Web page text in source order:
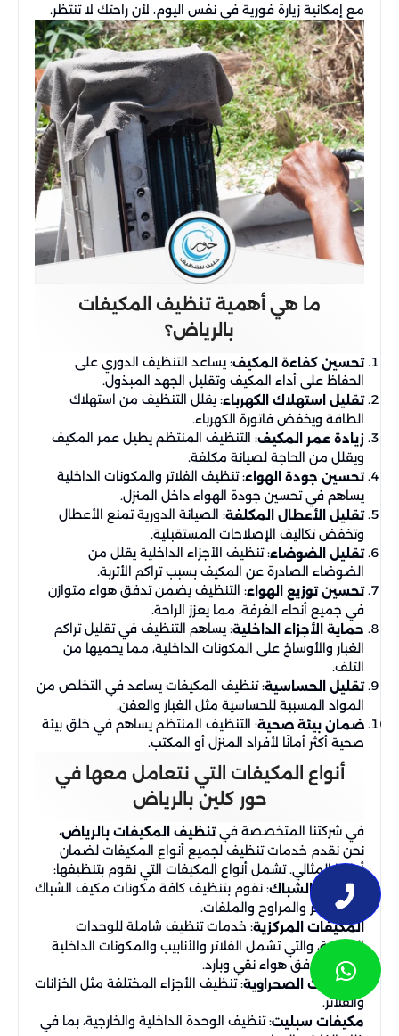
مع إمكانية زيارة فورية في نفس اليوم، لأن راحتك لا تنتظر.
ما هي أهمية تنظيف المكيفات
بالرياض؟
تحسين كفاءة المكيف: يساعد التنظيف الدوري على
الحفاظ على أداء المكيف وتقليل الجهد المبذول.
تقليل استهلاك الكهرباء: يقلل التنظيف من استهلاك
الطاقة ويخفض فاتورة الكهرباء.
زيادة عمر المكيف: التنظيف المنتظم يطيل عمر المكيف
ويقلل من الحاجة لصيانة مكلفة.
تحسين جودة الهواء: تنظيف الفلاتر والمكونات الداخلية
يساهم في تحسين جودة الهواء داخل المنزل.
تقليل الأعطال المكلفة: الصيانة الدورية تمنع الأعطال
وتخفض تكاليف الإصلاحات المستقبلية.
تقليل الضوضاء: تنظيف الأجزاء الداخلية يقلل من
الضوضاء الصادرة عن المكيف بسبب تراكم الأتربة.
تحسين توزيع الهواء: التنظيف يضمن تدفق هواء متوازن
في جميع أنحاء الغرفة، مما يعزز الراحة.
حماية الأجزاء الداخلية: يساهم التنظيف في تقليل تراكم
الغبار والأوساخ على المكونات الداخلية، مما يحميها من
التلف.
تقليل الحساسية: تنظيف المكيفات يساعد في التخلص من
المواد المسببة للحساسية مثل الغبار والعفن.
ضمان بيئة صحية: التنظيف المنتظم يساهم في خلق بيئة
صحية أكثر أمانًا لأفراد المنزل أو المكتب.
أنواع المكيفات التي نتعامل معها في
حور كلين بالرياض
في شركتنا المتخصصة فيتنظيف المكيفات بالرياض،
نحن نقدم خدمات تنظيف لجميع أنواع المكيفات لضمان
أدائها المثالي. تشمل أنواع المكيفات التي نقوم بتنظيفها:
مكيفات الشباك: نقوم بتنظيف كافة مكونات مكيف الشباك
من الفلاتر والمراوح والملفات.
المكيفات المركزية: خدمات تنظيف شاملة للوحدات
المركزية، والتي تشمل الفلاتر والأنابيب والمكونات الداخلية
لضمان تدفق هواء نقي وبارد.
المكيفات الصحراوية: تنظيف الأجزاء المختلفة مثل الخزانات
والفلاتر.
مكيفات سبليت: تنظيف الوحدة الداخلية والخارجية، بما في